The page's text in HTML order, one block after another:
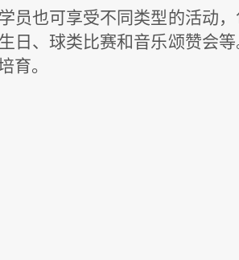
员也可享受不同类型的活动
日、球类比赛和音乐颂赞会
育。